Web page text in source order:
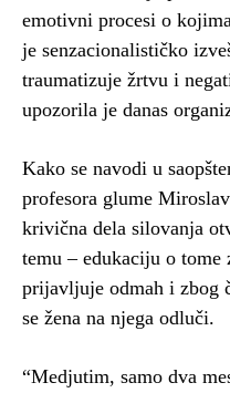
emotivni procesi o
je senzacionalističko
traumatizuje žrtvu i
upozorila je danas
Kako se navodi u
profesora glume
krivična dela silovanja
temu – edukaciju o tome
prijavljuje odmah i zbog
se žena na njega odluči.
“Medjutim, samo dva